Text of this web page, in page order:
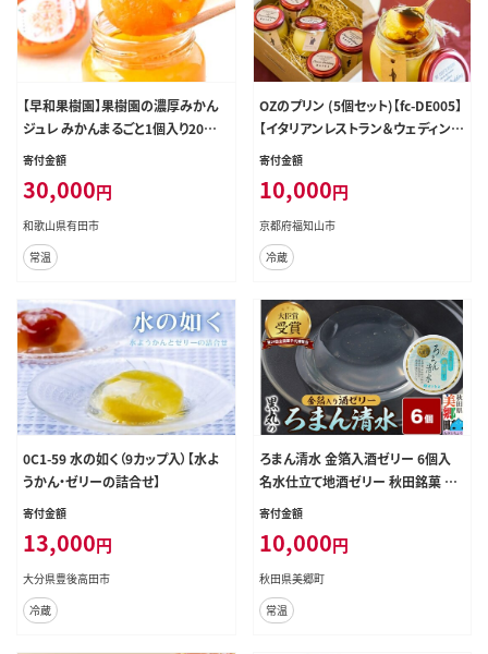
【早和果樹園】果樹園の濃厚みかん
ジュレ みかんまるごと1個入り20個
(A409-2)
寄付金額
30,000円
和歌山県有田市
常温
OZのプリン (5個セット)【fc-DE005】
【イタリアンレストラン＆ウェディング
オズ】
寄付金額
10,000円
京都府福知山市
冷蔵
0C1-59 水の如く（9カップ入）【水よ
うかん・ゼリーの詰合せ】
寄付金額
13,000円
大分県豊後高田市
冷蔵
ろまん清水 金箔入酒ゼリー 6個入
名水仕立て地酒ゼリー 秋田銘菓 お
菓子のくろまる 秋田 美郷町 [ゼリー
寄付金額
10,000円
秋田県美郷町
常温